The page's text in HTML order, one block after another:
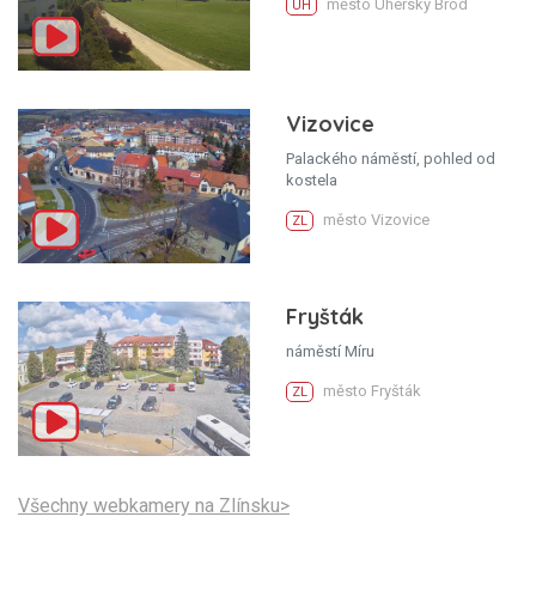
UH město Uherský Brod
Vizovice
Palackého náměstí, pohled od
kostela
ZL město Vizovice
Fryšták
náměstí Míru
ZL město Fryšták
Všechny webkamery na Zlínsku>